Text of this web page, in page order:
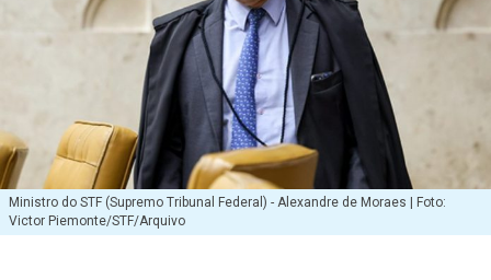
Ministro do STF (Supremo Tribunal Federal) - Alexandre de Moraes | Foto:
Victor Piemonte/STF/Arquivo